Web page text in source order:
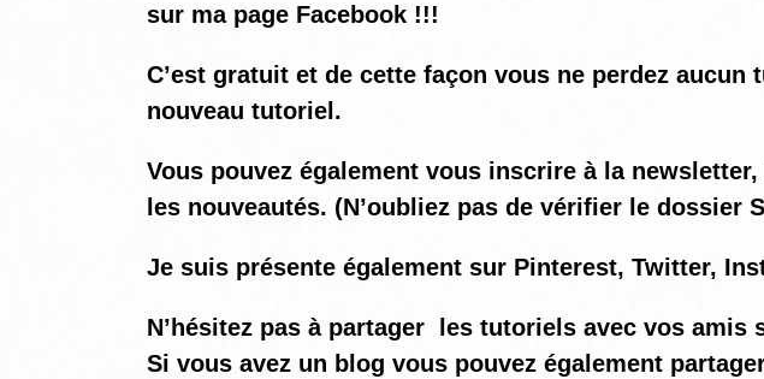
sur ma page Facebook !!!
C’est gratuit et de cette façon vous ne perdez aucun
nouveau tutoriel.
Vous pouvez également vous inscrire à la
les nouveautés. (N’oubliez pas de vérifier le dossier
Je suis présente également sur Pinterest, Twitter,
N’hésitez pas à partager les tutoriels avec vos
Si vous avez un blog vous pouvez également